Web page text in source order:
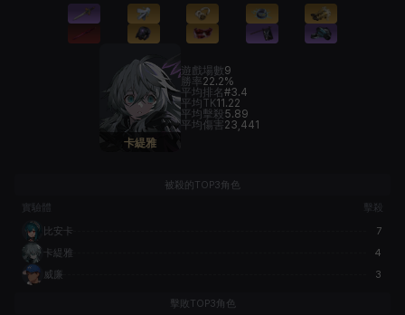
卡緹雅
遊戲場數9
勝率22.2%
平均排名#3.4
平均TK11.22
平均擊殺 5.89
平均傷害23,441
被殺的TOP3角色
實驗體
擊殺
比安卡
卡緹雅
威廉
7
4
3
擊敗TOP3角色